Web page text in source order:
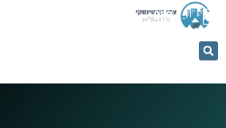
053-
5366884